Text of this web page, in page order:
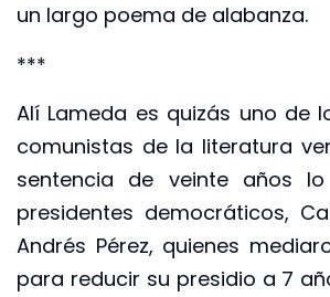
un largo poema de alabanza.
***
Alí Lameda es quizás uno de
comunistas de la literatura
sentencia de veinte años
presidentes democráticos,
Andrés Pérez, quienes
para reducir su presidio a 7